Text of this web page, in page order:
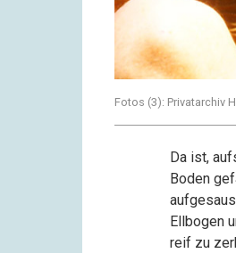
Fotos (3): Privatarchiv
Da ist,
Boden
Ellbogen
reif zu